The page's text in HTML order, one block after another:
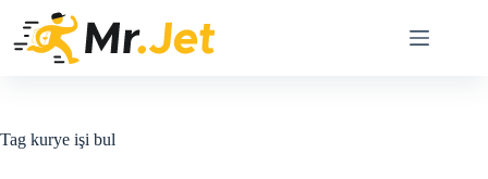
content
Tag kurye işi bul